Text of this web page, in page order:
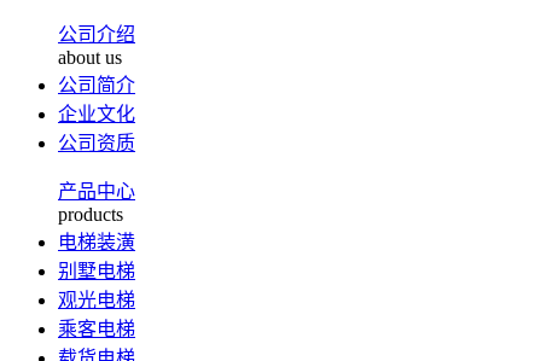
公司介绍
about us
公司简介
企业文化
公司资质
产品中心
products
电梯装潢
别墅电梯
观光电梯
乘客电梯